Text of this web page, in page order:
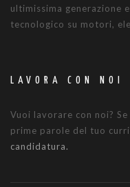
ultimissima generazione
tecnologico su motori,
LAVORA CON NOI
Vuoi lavorare con noi?
prime parole del tuo
candidatura.